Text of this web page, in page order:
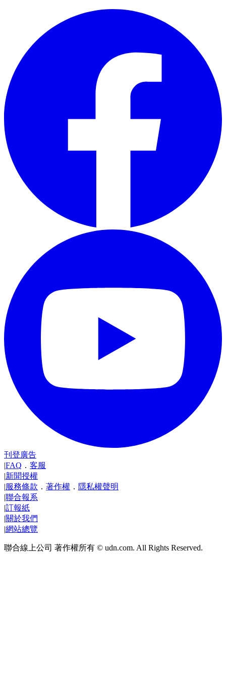
刊登廣告
|FAQ ． 客服
|新聞授權
|服務條款 ． 著作權 ． 隱私權聲明
|聯合報系
|訂報紙
|關於我們
|網站總覽
聯合線上公司 著作權所有 © udn.com. All Rights Reserved.